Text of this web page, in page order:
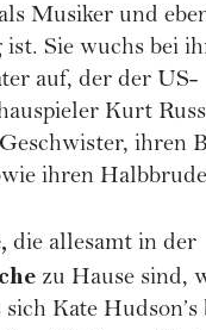
Musiker und
ist. Sie wuchs bei
auf, der der US-
Kurt
ihren
ihren
, die allesamt in der
zu Hause sind,
sich Kate